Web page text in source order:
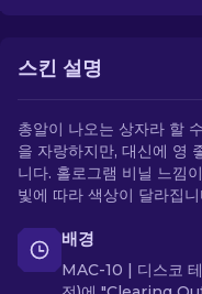
스킨 설명
총알이 나오는 상자라 할
을 자랑하지만, 대신에 영
니다. 홀로그램 비닐 느낌
빛에 따라 색상이 달라집니
배경
MAC-10 | 디스코